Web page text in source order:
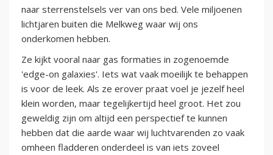
naar sterrenstelsels ver van ons bed. Vele miljoenen
lichtjaren buiten die Melkweg waar wij ons
onderkomen hebben.
Ze kijkt vooral naar gas formaties in zogenoemde
'edge-on galaxies'. Iets wat vaak moeilijk te behappen
is voor de leek. Als ze erover praat voel je jezelf heel
klein worden, maar tegelijkertijd heel groot. Het zou
geweldig zijn om altijd een perspectief te kunnen
hebben dat die aarde waar wij luchtvarenden zo vaak
omheen fladderen onderdeel is van iets zoveel